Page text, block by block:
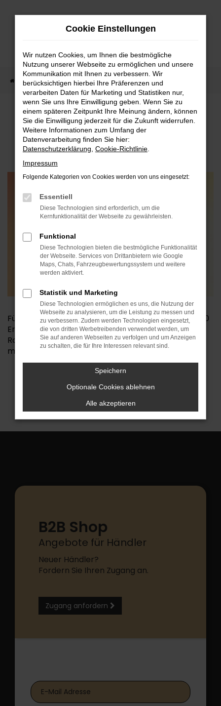
Zum
Startseite Werkstatt und Service Willkommensgutschein 50 €
50€ WILLKOMMENS-
GUTSCHEIN
Für die Einlösung Ihres Willkommensgutscheins € 50
Erstbesuch in unserer Werkstatt wollen Sie bitte im
Rahmen der Auftragserteilung den Code GSW
mitteilen. Vielen Dank.
Broschüre als PDF
B2B Shop
Angebote für Händler
Neuer Händler?
Fordern Sie Ihren Zugang an.
Zugang anfordern
Cookie Einstellungen
Wir nutzen Cookies, um Ihnen die bestmögliche
Nutzung unserer Webseite zu ermöglichen und unsere
Kommunikation mit Ihnen zu verbessern. Wir
berücksichtigen hierbei Ihre Präferenzen und
verarbeiten Daten für Marketing und Statistiken nur,
wenn Sie uns Ihre Einwilligung geben. Wenn Sie zu
einem späteren Zeitpunkt Ihre Meinung ändern, können
Sie die Einwilligung jederzeit für die Zukunft widerrufen.
Weitere Informationen zum Umfang der
Datenverarbeitung finden Sie hier:
Datenschutzerklärung Cookie-Richtlinie
Impressum
Folgende Kategorien von Cookies werden von uns eingesetzt:
Essentiell
Diese Technologien sind erforderlich, um die
Kernfunktionalität der Webseite zu gewährleisten.
Funktional
Diese Technologien bieten die bestmögliche Funktionalität
der Webseite. Services von Drittanbietern wie Google
Maps, Chats, Fahrzeugbewertungssystem und weitere
werden aktiviert.
Statistik und Marketing
Diese Technologien ermöglichen es uns, die Nutzung der
Webseite zu analysieren, um die Leistung zu messen und
zu verbessern. Zudem werden Technologien eingesetzt,
die von dritten Werbetreibenden verwendet werden, um
Sie auf anderen Webseiten zu verfolgen und um Anzeigen
zu schalten, die für Ihre Interessen relevant sind.
Speichern
Optionale Cookies ablehnen
Alle akzeptieren